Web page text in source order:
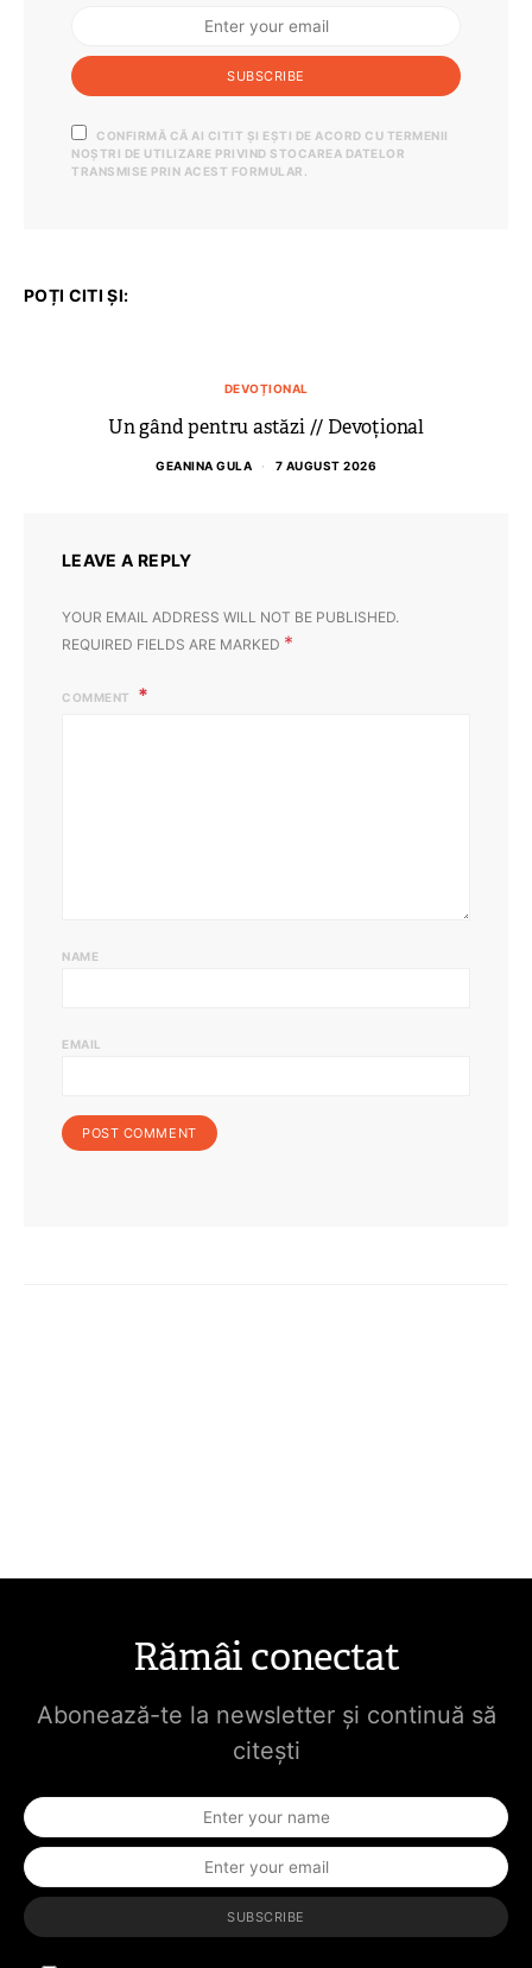
SUBSCRIBE
CONFIRMĂ CĂ AI CITIT ȘI EȘTI DE ACORD CU TERMENII
NOȘTRI DE UTILIZARE PRIVIND STOCAREA DATELOR
TRANSMISE PRIN ACEST FORMULAR.
POȚI CITI ȘI:
DEVOȚIONAL
Un gând pentru astăzi // Devoțional
GEANINA GULA 7 AUGUST 2026
LEAVE A REPLY
YOUR EMAIL ADDRESS WILL NOT BE PUBLISHED.
REQUIRED FIELDS ARE MARKED *
COMMENT
NAME
EMAIL
Rămâi conectat
Abonează-te la newsletter și continuă să
citești
SUBSCRIBE